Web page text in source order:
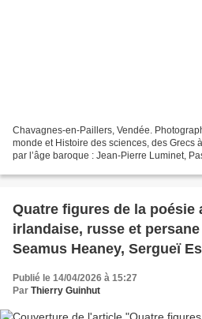
Chavagnes-en-Paillers, Vendée.
monde et Histoire des sciences, des Grecs
par l’âge baroque : Jean-Pierre Luminet,
Quatre figures de la poésie
irlandaise, russe et
Seamus Heaney, Sergueï
Publié le 14/04/2026 à 15:27
Par Thierry Guinhut